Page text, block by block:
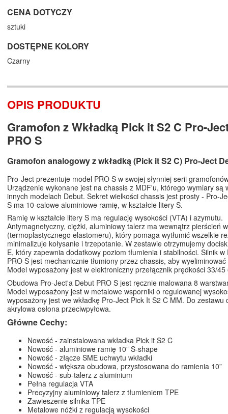
CENA DOTYCZY
sztuki
DOSTĘPNE KOLORY
Czarny
OPIS PRODUKTU
Gramofon z Wkładką Pick it S2 C Pro-
PRO S
Gramofon analogowy z wkładką (Pick it S2 C) Pro-Ject
Pro-Ject prezentuje model PRO S w swojej słynniej serii
Urządzenie wykonane jest na chassis z MDF'u, którego wymiary są
innych modelach Debut. Sekret wielkości chassis jest prosty - Pro-
S ma 10-calowe aluminiowe ramię, w kształcie litery S.
Ramię w kształcie litery S ma regulację wysokości (VTA) i azymutu.
Antymagnetyczny, ciężki, aluminiowy talerz ma wewnątrz pierścień
(termoplastycznego elastomeru), który pomaga wytłumić wszelkie
minimalizuje kołysanie i trzepotanie. W zestawie otrzymujemy
E, który zapewnia dodatkowy poziom tłumienia i stabilności. Silnik
PRO S jest mechanicznie tłumiony przez chassis, aby
Model wyposażony jest w elektroniczny przełącznik prędkości 33/
Obudowa Pro-Ject'a Debut PRO S jest ręcznie malowana 8
Model wyposażony jest w metalowe wsporniki o regulowanej
wyposażony jest we wkładkę Pro-Ject Pick It S2 C MM. Do zestawu
akrylowa osłona przeciwpyłowa.
Główne Cechy:
Nowość - zainstalowana wkładka Pick it S2 C
Nowość - aluminiowe ramię 10” S-shape
Nowość - złącze SME uchwytu wkładki
Nowość - większa obudowa, przystosowana do ramienia 10”
Nowość - sub-talerz z aluminium
Pełna regulacja VTA
Precyzyjny aluminiowy talerz z tłumieniem TPE
Zawieszenie silnika TPE
Metalowe nóżki z regulacją wysokości